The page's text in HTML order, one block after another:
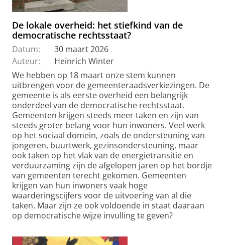
De lokale overheid: het stiefkind van de
democratische rechtsstaat?
Datum:
30 maart 2026
Auteur:
Heinrich Winter
We hebben op 18 maart onze stem kunnen
uitbrengen voor de gemeenteraadsverkiezingen. De
gemeente is als eerste overheid een belangrijk
onderdeel van de democratische rechtsstaat.
Gemeenten krijgen steeds meer taken en zijn van
steeds groter belang voor hun inwoners. Veel werk
op het sociaal domein, zoals de ondersteuning van
jongeren, buurtwerk, gezinsondersteuning, maar
ook taken op het vlak van de energietransitie en
verduurzaming zijn de afgelopen jaren op het bordje
van gemeenten terecht gekomen. Gemeenten
krijgen van hun inwoners vaak hoge
waarderingscijfers voor de uitvoering van al die
taken. Maar zijn ze ook voldoende in staat daaraan
op democratische wijze invulling te geven?